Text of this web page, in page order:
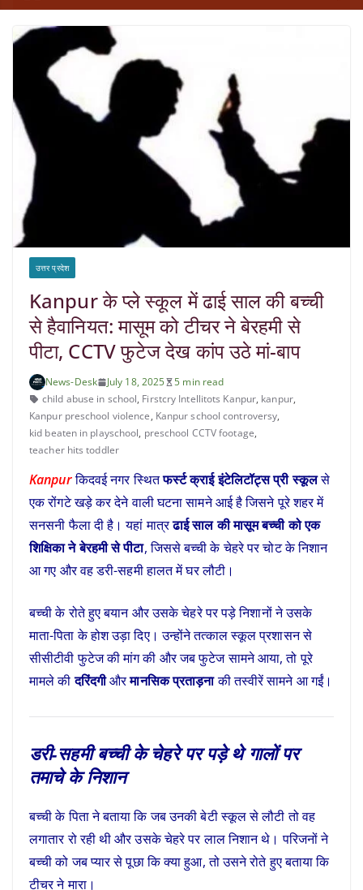
उत्तर प्रदेश
Kanpur के प्ले स्कूल में ढाई साल की बच्ची
से हैवानियत: मासूम को टीचर ने बेरहमी से
पीटा, CCTV फुटेज देख कांप उठे मां-बाप
News-Desk July 18, 2025
5 min read
child abuse in school, Firstcry Intellitots Kanpur, kanpur,
Kanpur preschool violence, Kanpur school controversy,
kid beaten in playschool, preschool CCTV footage,
teacher hits toddler
Kanpurकिदवई नगर स्थितफर्स्ट क्राई इंटेलिटॉट्स प्री स्कूलसे
एक रोंगटे खड़े कर देने वाली घटना सामने आई है जिसने पूरे शहर में
सनसनी फैला दी है। यहां मात्रढाई साल की मासूम बच्ची को एक
शिक्षिका ने बेरहमी से पीटा, जिससे बच्ची के चेहरे पर चोट के निशान
आ गए और वह डरी-सहमी हालत में घर लौटी।
बच्ची के रोते हुए बयान और उसके चेहरे पर पड़े निशानों ने उसके
माता-पिता के होश उड़ा दिए। उन्होंने तत्काल स्कूल प्रशासन से
सीसीटीवी फुटेज की मांग की और जब फुटेज सामने आया, तो पूरे
मामले कीदरिंदगीऔरमानसिक प्रताड़नाकी तस्वीरें सामने आ गईं।
डरी-सहमी बच्ची के चेहरे पर पड़े थे गालों पर
तमाचे के निशान
बच्ची के पिता ने बताया कि जब उनकी बेटी स्कूल से लौटी तो वह
लगातार रो रही थी और उसके चेहरे पर लाल निशान थे। परिजनों ने
बच्ची को जब प्यार से पूछा कि क्या हुआ, तो उसने रोते हुए बताया कि
टीचर ने मारा।